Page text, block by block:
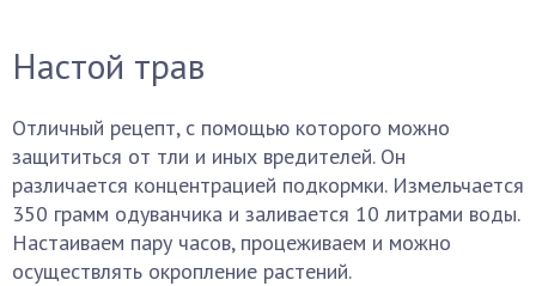
Настой трав
Отличный рецепт, с помощью которого можно
защититься от тли и иных вредителей. Он
различается концентрацией подкормки. Измельчается
350 грамм одуванчика и заливается 10 литрами воды.
Настаиваем пару часов, процеживаем и можно
осуществлять окропление растений.